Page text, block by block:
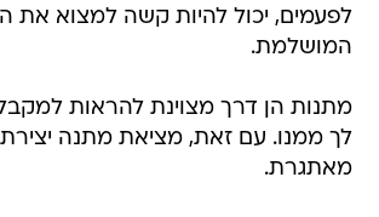
לפעמים, יכול להיות קשה למצוא את
המושלמת.
מתנות הן דרך מצוינת להראות
לך ממנו. עם זאת, מציאת מתנה
מאתגרת.